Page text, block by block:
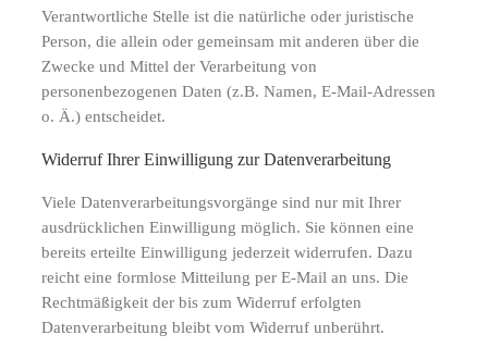
Verantwortliche Stelle ist die natürliche oder juristische
Person, die allein oder gemeinsam mit anderen über die
Zwecke und Mittel der Verarbeitung von
personenbezogenen Daten (z.B. Namen, E-Mail-Adressen
o. Ä.) entscheidet.
Widerruf Ihrer Einwilligung zur Datenverarbeitung
Viele Datenverarbeitungsvorgänge sind nur mit Ihrer
ausdrücklichen Einwilligung möglich. Sie können eine
bereits erteilte Einwilligung jederzeit widerrufen. Dazu
reicht eine formlose Mitteilung per E-Mail an uns. Die
Rechtmäßigkeit der bis zum Widerruf erfolgten
Datenverarbeitung bleibt vom Widerruf unberührt.